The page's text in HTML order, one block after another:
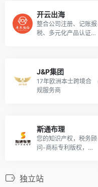
开云出海
整合公司注册、记账报
税、多元化产品认证、
J&P集团
17年欧洲本士跨境合
规服务商
斯通布理
您的知识产权，税务顾
问-商标专利版权，欧
独立站